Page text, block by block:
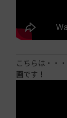
こちらは・・・
画です！